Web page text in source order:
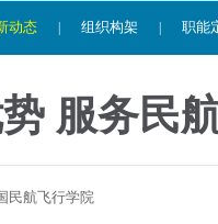
动态 组织构架 职能
服务民
民航飞行学院